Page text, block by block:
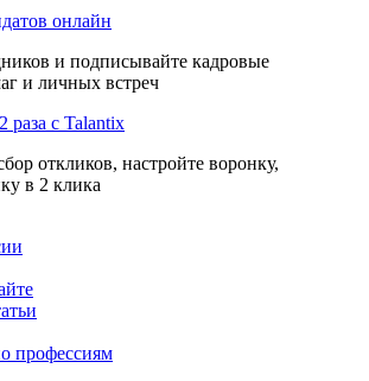
онлайн
и подписывайте кадровые
и личных встреч
раза с Talantix
откликов, настройте воронку,
в 2 клика
профессиям